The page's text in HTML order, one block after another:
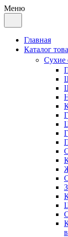
Меню
Главная
Каталог
Сухие